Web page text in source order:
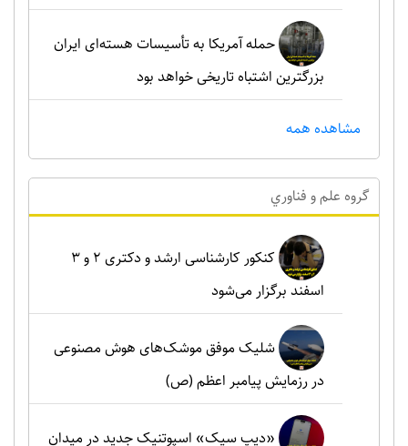
حمله آمریکا به تأسیسات هسته‌ای ایران
بزرگترین اشتباه تاریخی خواهد بود
مشاهده همه
گروه علم و فناوري
کنکور کارشناسی ارشد و دکتری ۲ و ۳
اسفند برگزار می‌شود
شلیک موفق موشک‌های هوش مصنوعی
در رزمایش پیامبر اعظم (ص)
«دیپ سیک» اسپوتنیک جدید در میدان